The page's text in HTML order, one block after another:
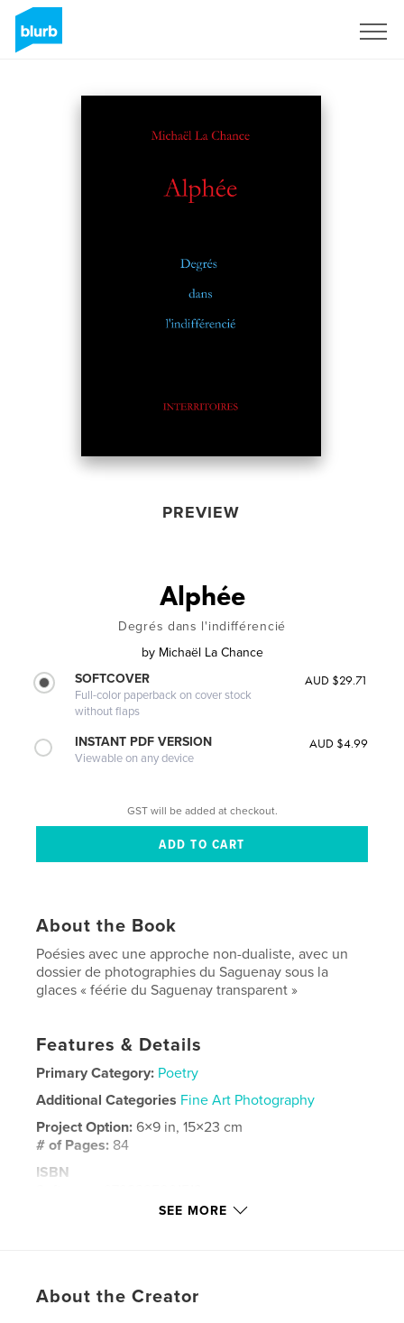
PREVIEW
Alphée
Degrés dans l'indifférencié
by Michaël La Chance
SOFTCOVER
Full-color paperback on cover stock
without flaps
AUD $29.71
INSTANT PDF VERSION
Viewable on any device
AUD $4.99
GST will be added at checkout.
About the Book
Poésies avec une approche non-dualiste, avec un
dossier de photographies du Saguenay sous la
glaces « féérie du Saguenay transparent »
Features & Details
Primary Category: Poetry
Additional Categories Fine Art Photography
Project Option:6×9 in, 15×23 cm
# of Pages: 84
ISBN
Oct 07, 2025
photographie , advaita
SEE MORE
About the Creator